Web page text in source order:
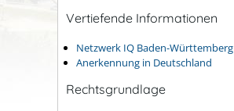
Vertiefende Informationen
Netzwerk IQ Baden-Württemberg
Anerkennung in Deutschland
Rechtsgrundlage